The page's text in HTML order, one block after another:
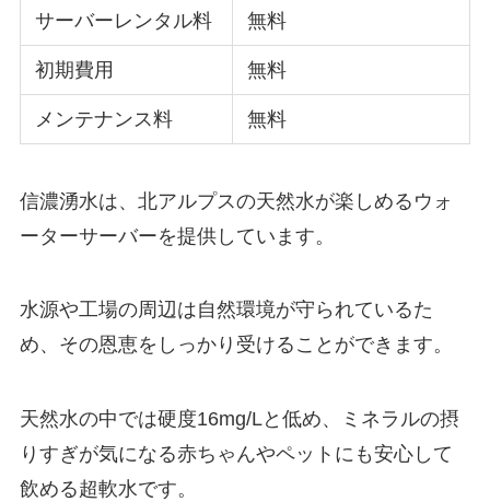
サーバーレンタル料 無料
初期費用 無料
メンテナンス料 無料
信濃湧水は、北アルプスの天然水が楽しめるウォ
ーターサーバーを提供しています。
水源や工場の周辺は自然環境が守られているた
め、その恩恵をしっかり受けることができます。
天然水の中では硬度16mg/Lと低め、ミネラルの摂
りすぎが気になる赤ちゃんやペットにも安心して
飲める超軟水です。